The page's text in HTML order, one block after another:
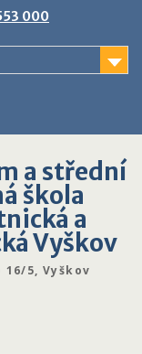
000
a střední
škola
a
Vyškov
16/5, Vyškov